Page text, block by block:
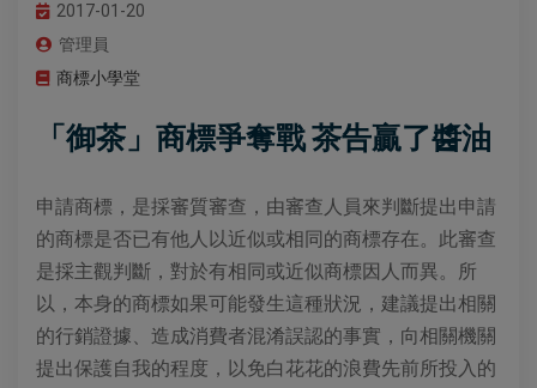
2017-01-20
管理員
商標小學堂
「御茶」商標爭奪戰 茶告贏了醬油
申請商標，是採審質審查，由審查人員來判斷提出申請
的商標是否已有他人以近似或相同的商標存在。此審查
是採主觀判斷，對於有相同或近似商標因人而異。所
以，本身的商標如果可能發生這種狀況，建議提出相關
的行銷證據、造成消費者混淆誤認的事實，向相關機關
提出保護自我的程度，以免白花花的浪費先前所投入的